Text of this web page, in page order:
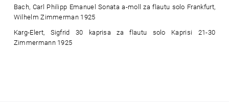
Bach, Carl Philipp Emanuel Sonata a-moll za flautu solo Frankfurt,
Wilhelm Zimmerman 1925
Karg-Elert, Sigfrid 30 kaprisa za flautu solo Kaprisi 21-30
Zimmermann 1925